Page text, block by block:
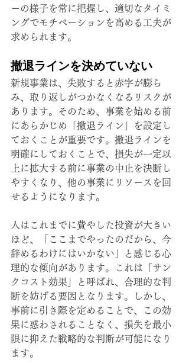
ーの様子を常に把握し、適切なタイミ
ングでモチベーションを高める工夫が
求められます。
撤退ラインを決めていない
新規事業は、失敗すると赤字が膨ら
み、取り返しがつかなくなるリスクが
あります。そのため、事業を始める前
にあらかじめ「撤退ライン」を設定し
ておくことが重要です。撤退ラインを
明確にしておくことで、損失が一定以
上に拡大する前に事業の中止を決断し
やすくなり、他の事業にリソースを回
せるようになります。
人はこれまでに費やした投資が大きい
ほど、「ここまでやったのだから、今
辞めるわけにはいかない」と感じる心
理的な傾向があります。これは「サン
クコスト効果」と呼ばれ、合理的な判
断を妨げる要因となります。しかし、
事前に引き際を定めることで、この効
果に惑わされることなく、損失を最小
限に抑えた戦略的な判断が可能になり
ます。